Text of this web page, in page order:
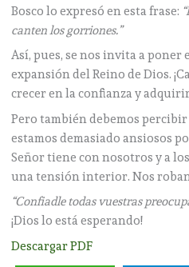
Bosco lo expresó en esta frase:
canten los gorriones.”
Así, pues, se nos invita a
expansión del Reino de Dios.
crecer en la confianza y
Pero también debemos
estamos demasiado ansiosos
Señor tiene con nosotros y a
una tensión interior. Nos roban
“Confiadle todas vuestras
¡Dios lo está esperando!
Descargar PDF